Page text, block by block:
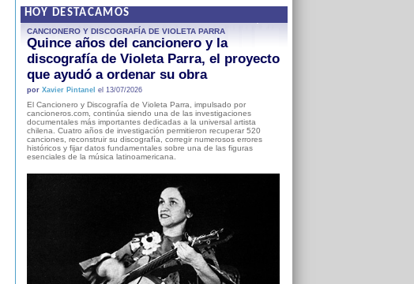
HOY DESTACAMOS
CANCIONERO Y DISCOGRAFÍA DE VIOLETA PARRA
Quince años del cancionero y la
discografía de Violeta Parra, el proyecto
que ayudó a ordenar su obra
por Xavier Pintanel el 13/07/2026
El Cancionero y Discografía de Violeta Parra, impulsado por
cancioneros.com, continúa siendo una de las investigaciones
documentales más importantes dedicadas a la universal artista
chilena. Cuatro años de investigación permitieron recuperar 520
canciones, reconstruir su discografía, corregir numerosos errores
históricos y fijar datos fundamentales sobre una de las figuras
esenciales de la música latinoamericana.